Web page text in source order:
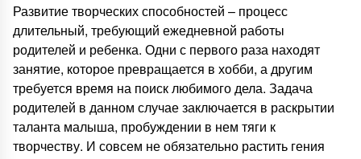
Развитие творческих способностей – процесс
длительный, требующий ежедневной работы
родителей и ребенка. Одни с первого раза находят
занятие, которое превращается в хобби, а другим
требуется время на поиск любимого дела. Задача
родителей в данном случае заключается в раскрытии
таланта малыша, пробуждении в нем тяги к
творчеству. И совсем не обязательно растить гения